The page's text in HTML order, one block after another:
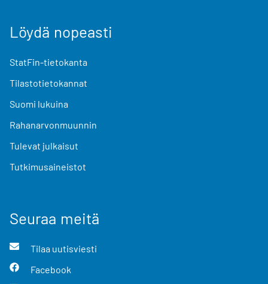
Löydä nopeasti
StatFin-tietokanta
Tilastotietokannat
Suomi lukuina
Rahanarvonmuunnin
Tulevat julkaisut
Tutkimusaineistot
Seuraa meitä
Tilaa uutisviesti
Facebook